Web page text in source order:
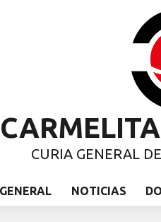
CURIA GENERAL
NOTICIAS